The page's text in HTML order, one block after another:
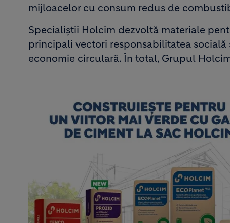
mijloacelor cu consum redus de
Specialiștii Holcim dezvoltă materiale
principali vectori responsabilitatea
economie circulară. În total, Grupul